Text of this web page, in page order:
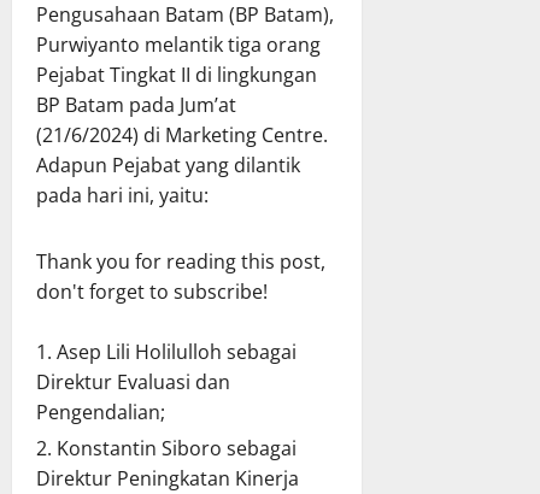
Pengusahaan Batam (BP Batam),
Purwiyanto melantik tiga orang
Pejabat Tingkat II di lingkungan
BP Batam pada Jum’at
(21/6/2024) di Marketing Centre.
Adapun Pejabat yang dilantik
pada hari ini, yaitu:
Thank you for reading this post,
don't forget to subscribe!
Asep Lili Holilulloh sebagai
Direktur Evaluasi dan
Pengendalian;
Konstantin Siboro sebagai
Direktur Peningkatan Kinerja